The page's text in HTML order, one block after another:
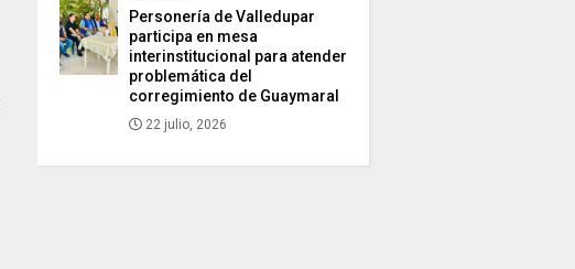
Personería de Valledupar
participa en mesa
interinstitucional para atender
problemática del
corregimiento de Guaymaral
22 julio, 2026